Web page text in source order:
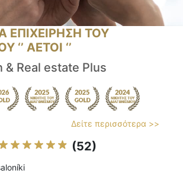
ΕΠΙΧΕΙΡΗΣΗ ΤΟΥ
‘’ ΑΕΤΟΙ ‘’
Real estate Plus
Δείτε περισσότερα >>
(52)